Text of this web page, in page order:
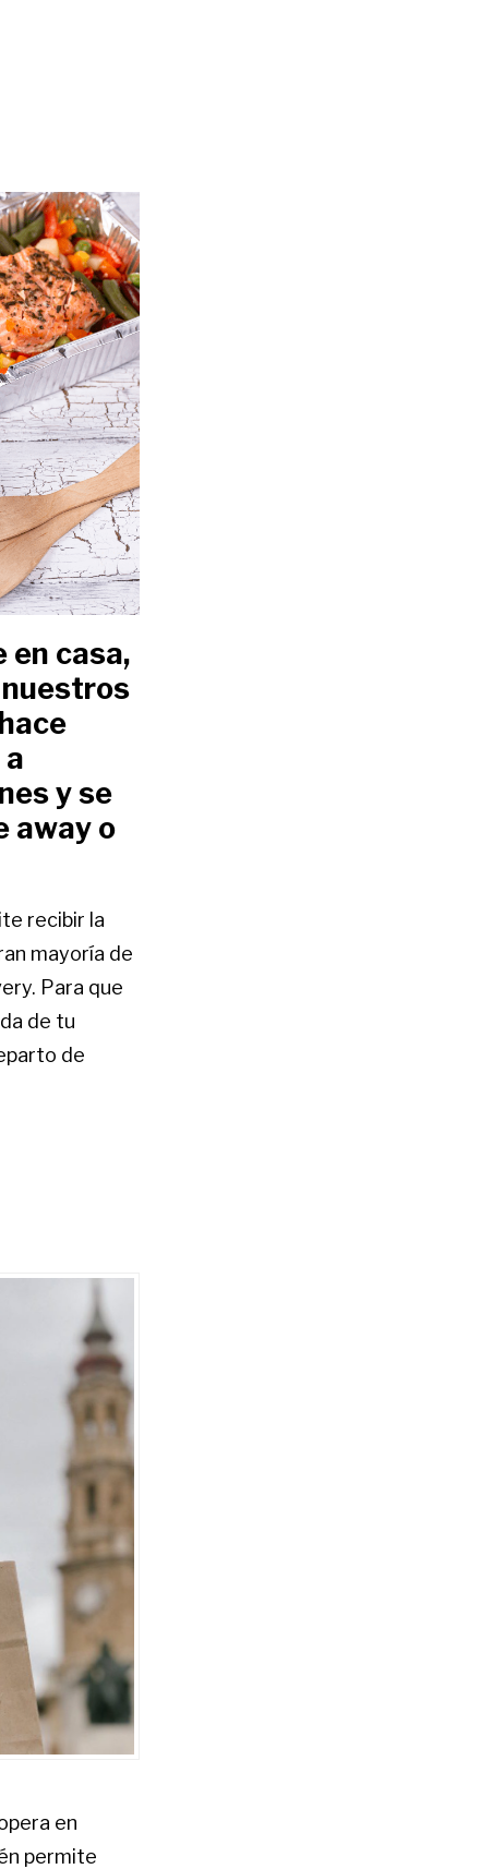
en casa,
y se
away o
recibir la
mayoría de
Para que
de tu
de
en
permite